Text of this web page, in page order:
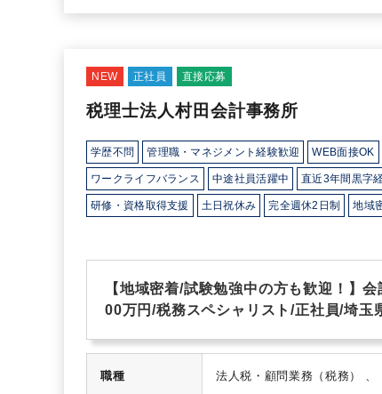
NEW 正社員 直接応募
税理士法人村田会計事務所
学歴不問 管理職・マネジメント経験歓迎 WEB面接OK
ワークライフバランス 中途社員活躍中 直近3年間黒字
研修・資格取得支援 土日祝休み 完全週休2日制 地域
【地域密着/試験勉強中の方も歓迎！】
00万円/税務スペシャリスト/正社員/埼玉
職種